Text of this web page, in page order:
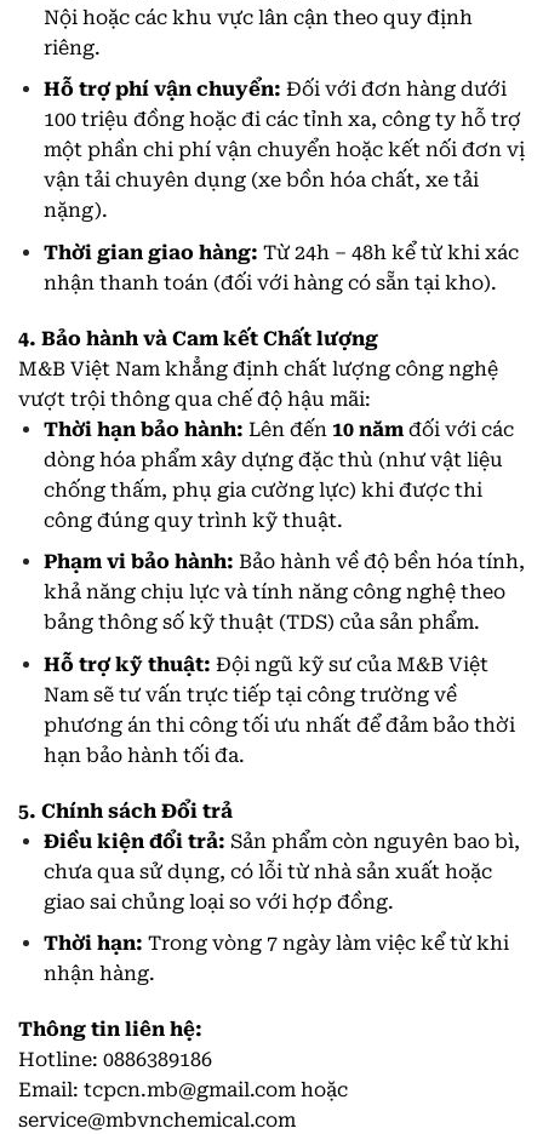
Nội hoặc các khu vực lân cận theo quy định
riêng.
Hỗ trợ phí vận chuyển: Đối với đơn hàng dưới
100 triệu đồng hoặc đi các tỉnh xa, công ty hỗ trợ
một phần chi phí vận chuyển hoặc kết nối đơn vị
vận tải chuyên dụng (xe bồn hóa chất, xe tải
nặng).
Thời gian giao hàng: Từ 24h – 48h kể từ khi xác
nhận thanh toán (đối với hàng có sẵn tại kho).
4. Bảo hành và Cam kết Chất lượng
M&B Việt Nam khẳng định chất lượng công nghệ
vượt trội thông qua chế độ hậu mãi:
Thời hạn bảo hành: Lên đến 10 nămđối với các
dòng hóa phẩm xây dựng đặc thù (như vật liệu
chống thấm, phụ gia cường lực) khi được thi
công đúng quy trình kỹ thuật.
Phạm vi bảo hành: Bảo hành về độ bền hóa tính,
khả năng chịu lực và tính năng công nghệ theo
bảng thông số kỹ thuật (TDS) của sản phẩm.
Hỗ trợ kỹ thuật: Đội ngũ kỹ sư của M&B Việt
Nam sẽ tư vấn trực tiếp tại công trường về
phương án thi công tối ưu nhất để đảm bảo thời
hạn bảo hành tối đa.
5. Chính sách Đổi trả
Điều kiện đổi trả: Sản phẩm còn nguyên bao bì,
chưa qua sử dụng, có lỗi từ nhà sản xuất hoặc
giao sai chủng loại so với hợp đồng.
Thời hạn: Trong vòng 7 ngày làm việc kể từ khi
nhận hàng.
Thông tin liên hệ:
Hotline: 0886389186
Email: tcpcn.mb@gmail.com hoặc
service@mbvnchemical.com